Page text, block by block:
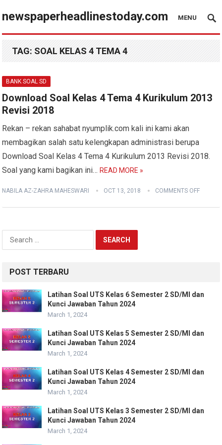
newspaperheadlinestoday.com MENU
TAG: SOAL KELAS 4 TEMA 4
BANK SOAL SD
Download Soal Kelas 4 Tema 4 Kurikulum 2013
Revisi 2018
Rekan – rekan sahabat nyumplik.com kali ini kami akan
membagikan salah satu kelengkapan administrasi berupa
Download Soal Kelas 4 Tema 4 Kurikulum 2013 Revisi 2018.
Soal yang kami bagikan ini…READ MORE »
NABILA AZ-ZAHRA MAHESWARI OCT 13, 2018 COMMENTS OFF
Search
for:
POST TERBARU
Latihan Soal UTS Kelas 6 Semester 2 SD/MI dan
Kunci Jawaban Tahun 2024
March 1, 2024
Latihan Soal UTS Kelas 5 Semester 2 SD/MI dan
Kunci Jawaban Tahun 2024
March 1, 2024
Latihan Soal UTS Kelas 4 Semester 2 SD/MI dan
Kunci Jawaban Tahun 2024
March 1, 2024
Latihan Soal UTS Kelas 3 Semester 2 SD/MI dan
Kunci Jawaban Tahun 2024
March 1, 2024